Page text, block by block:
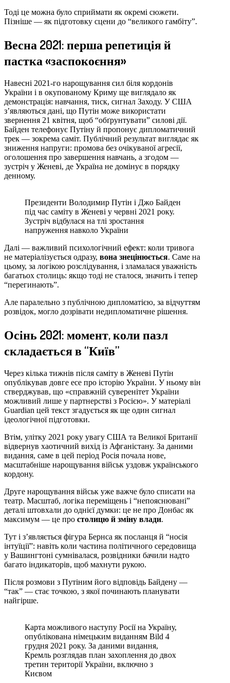
Тоді це можна було сприймати як окремі сюжети.
Пізніше — як підготовку сцени до “великого гамбітy”.
Весна 2021: перша репетиція й
пастка «заспокоєння»
Навесні 2021-го нарощування сил біля кордонів
України і в окупованому Криму ще виглядало як
демонстрація: навчання, тиск, сигнал Заходу. У США
з’являються дані, що Путін може використати
звернення 21 квітня, щоб “обґрунтувати” силові дії.
Байден телефонує Путіну й пропонує дипломатичний
трек — зокрема саміт. Публічний результат виглядає як
зниження напруги: промова без очікуваної агресії,
оголошення про завершення навчань, а згодом —
зустріч у Женеві, де Україна не домінує в порядку
денному.
Президенти Володимир Путін і Джо Байден
під час саміту в Женеві у червні 2021 року.
Зустріч відбулася на тлі зростання
напруження навколо України
Далі — важливий психологічний ефект: коли тривога
не матеріалізується одразу, вона знецінюється. Саме на
цьому, за логікою розслідування, і зламалася уважність
багатьох столиць: якщо тоді не сталося, значить і тепер
“перегинають”.
Але паралельно з публічною дипломатією, за відчуттям
розвідок, могло дозрівати недипломатичне рішення.
Осінь 2021: момент, коли пазл
складається в “Київ”
Через кілька тижнів після саміту в Женеві Путін
опублікував довге есе про історію України. У ньому він
стверджував, що «справжній суверенітет України
можливий лише у партнерстві з Росією». У матеріалі
Guardian цей текст згадується як ще один сигнал
ідеологічної підготовки.
Втім, улітку 2021 року увагу США та Великої Британії
відвернув хаотичний вихід із Афганістану. За даними
видання, саме в цей період Росія почала нове,
масштабніше нарощування військ уздовж українського
кордону.
Друге нарощування військ уже важче було списати на
театр. Масштаб, логіка переміщень і “непояснювані”
деталі штовхали до однієї думки: це не про Донбас як
максимум — це про столицю й зміну влади.
Тут і з’являється фігура Бернса як посланця й “носія
інтуїції”: навіть коли частина політичного середовища
у Вашингтоні сумнівалася, розвідники бачили надто
багато індикаторів, щоб махнути рукою.
Після розмови з Путіним його відповідь Байдену —
“так” — стає точкою, з якої починають планувати
найгірше.
Карта можливого наступу Росії на Україну,
опублікована німецьким виданням Bild 4
грудня 2021 року. За даними видання,
Кремль розглядав план захоплення до двох
третин території України, включно з
Києвом